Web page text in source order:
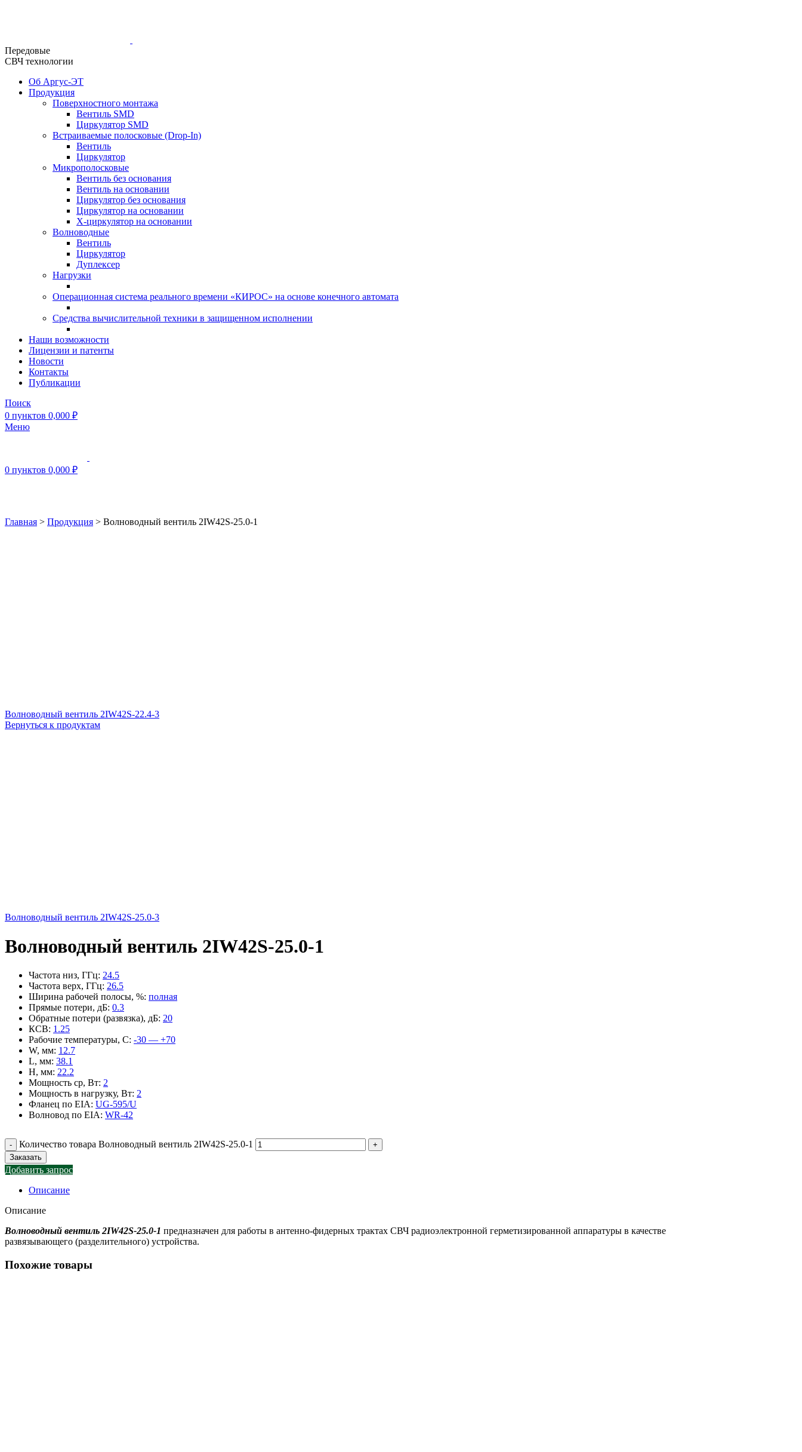
Передовые
СВЧ технологии
Об Аргус-ЭТ
Продукция
Поверхностного монтажа
Вентиль SMD
Циркулятор SMD
Встраиваемые полосковые (Drop-In)
Вентиль
Циркулятор
Микрополосковые
Вентиль без основания
Вентиль на основании
Циркулятор без основания
Циркулятор на основании
Х-циркулятор на основании
Волноводные
Вентиль
Циркулятор
Дуплексер
Нагрузки
Операционная система реального времени «КИРОС» на основе конечного автомата
Средства вычислительной техники в защищенном исполнении
Наши возможности
Лицензии и патенты
Новости
Контакты
Публикации
Поиск
0 пунктов 0,000 ₽
Меню
0 пунктов 0,000 ₽
Главная > Продукция > Волноводный вентиль 2IW42S-25.0-1
Волноводный вентиль 2IW42S-22.4-3
Вернуться к продуктам
Волноводный вентиль 2IW42S-25.0-3
Волноводный вентиль 2IW42S-25.0-1
Частота низ, ГГц: 24.5
Частота верх, ГГц: 26.5
Ширина рабочей полосы, %: полная
Прямые потери, дБ: 0.3
Обратные потери (развязка), дБ: 20
КСВ: 1.25
Рабочие температуры, С: -30 — +70
W, мм: 12.7
L, мм: 38.1
H, мм: 22.2
Мощность ср, Вт: 2
Мощность в нагрузку, Вт: 2
Фланец по EIA: UG-595/U
Волновод по EIA: WR-42
Количество товара Волноводный вентиль 2IW42S-25.0-1
Заказать
Добавить запрос
Описание
Описание
Волноводный вентиль 2IW42S-25.0-1 предназначен для работы в антенно-фидерных трактах СВЧ радиоэлектронной герметизированной аппаратуры в качестве
развязывающего (разделительного) устройства.
Похожие товары